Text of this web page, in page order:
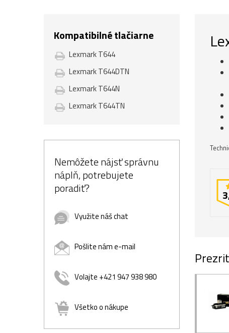
Kompatibilné tlačiarne
Lexmark T644
Lexmark T644DTN
Lexmark T644N
Lexmark T644TN
Nemôžete nájsť správnu
náplň, potrebujete
poradiť?
Využite náš chat
Pošlite nám e-mail
Volajte +421 947 938 980
Všetko o nákupe